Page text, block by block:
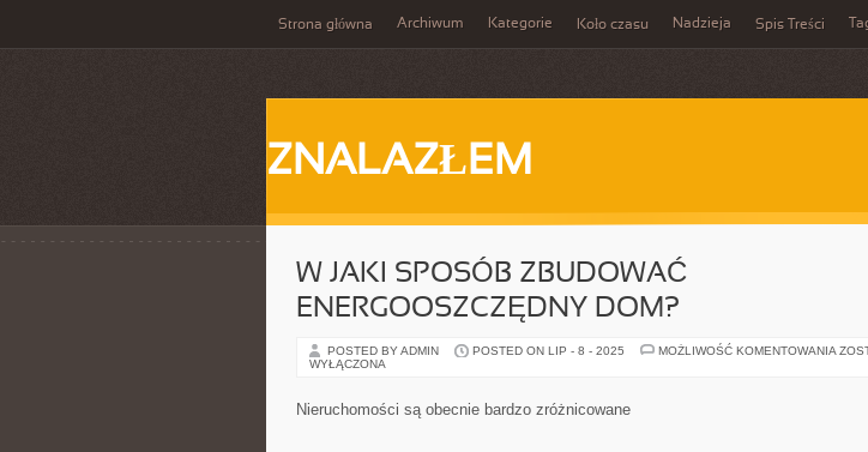
Strona główna Archiwum Kategorie Koło czasu Nadzieja Spis Treści
ZNALAZŁEM
W JAKI SPOSÓB ZBUDOWAĆ
ENERGOOSZCZĘDNY DOM?
POSTED BY ADMIN POSTED ON LIP - 8 - 2025 MOŻLIWOŚĆ KOMENTOWANIA W
WYŁĄCZONA
Nieruchomości są obecnie bardzo zróżnicowane